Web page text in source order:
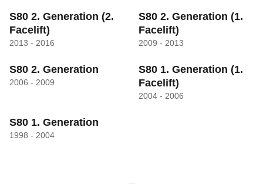
S80 2. Generation (2.
Facelift)
2013 - 2016
S80 2. Generation (1.
Facelift)
2009 - 2013
S80 2. Generation
2006 - 2009
S80 1. Generation (1.
Facelift)
2004 - 2006
S80 1. Generation
1998 - 2004